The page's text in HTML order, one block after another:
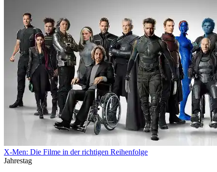
X-Men: Die Filme in der richtigen Reihenfolge
Jahrestag